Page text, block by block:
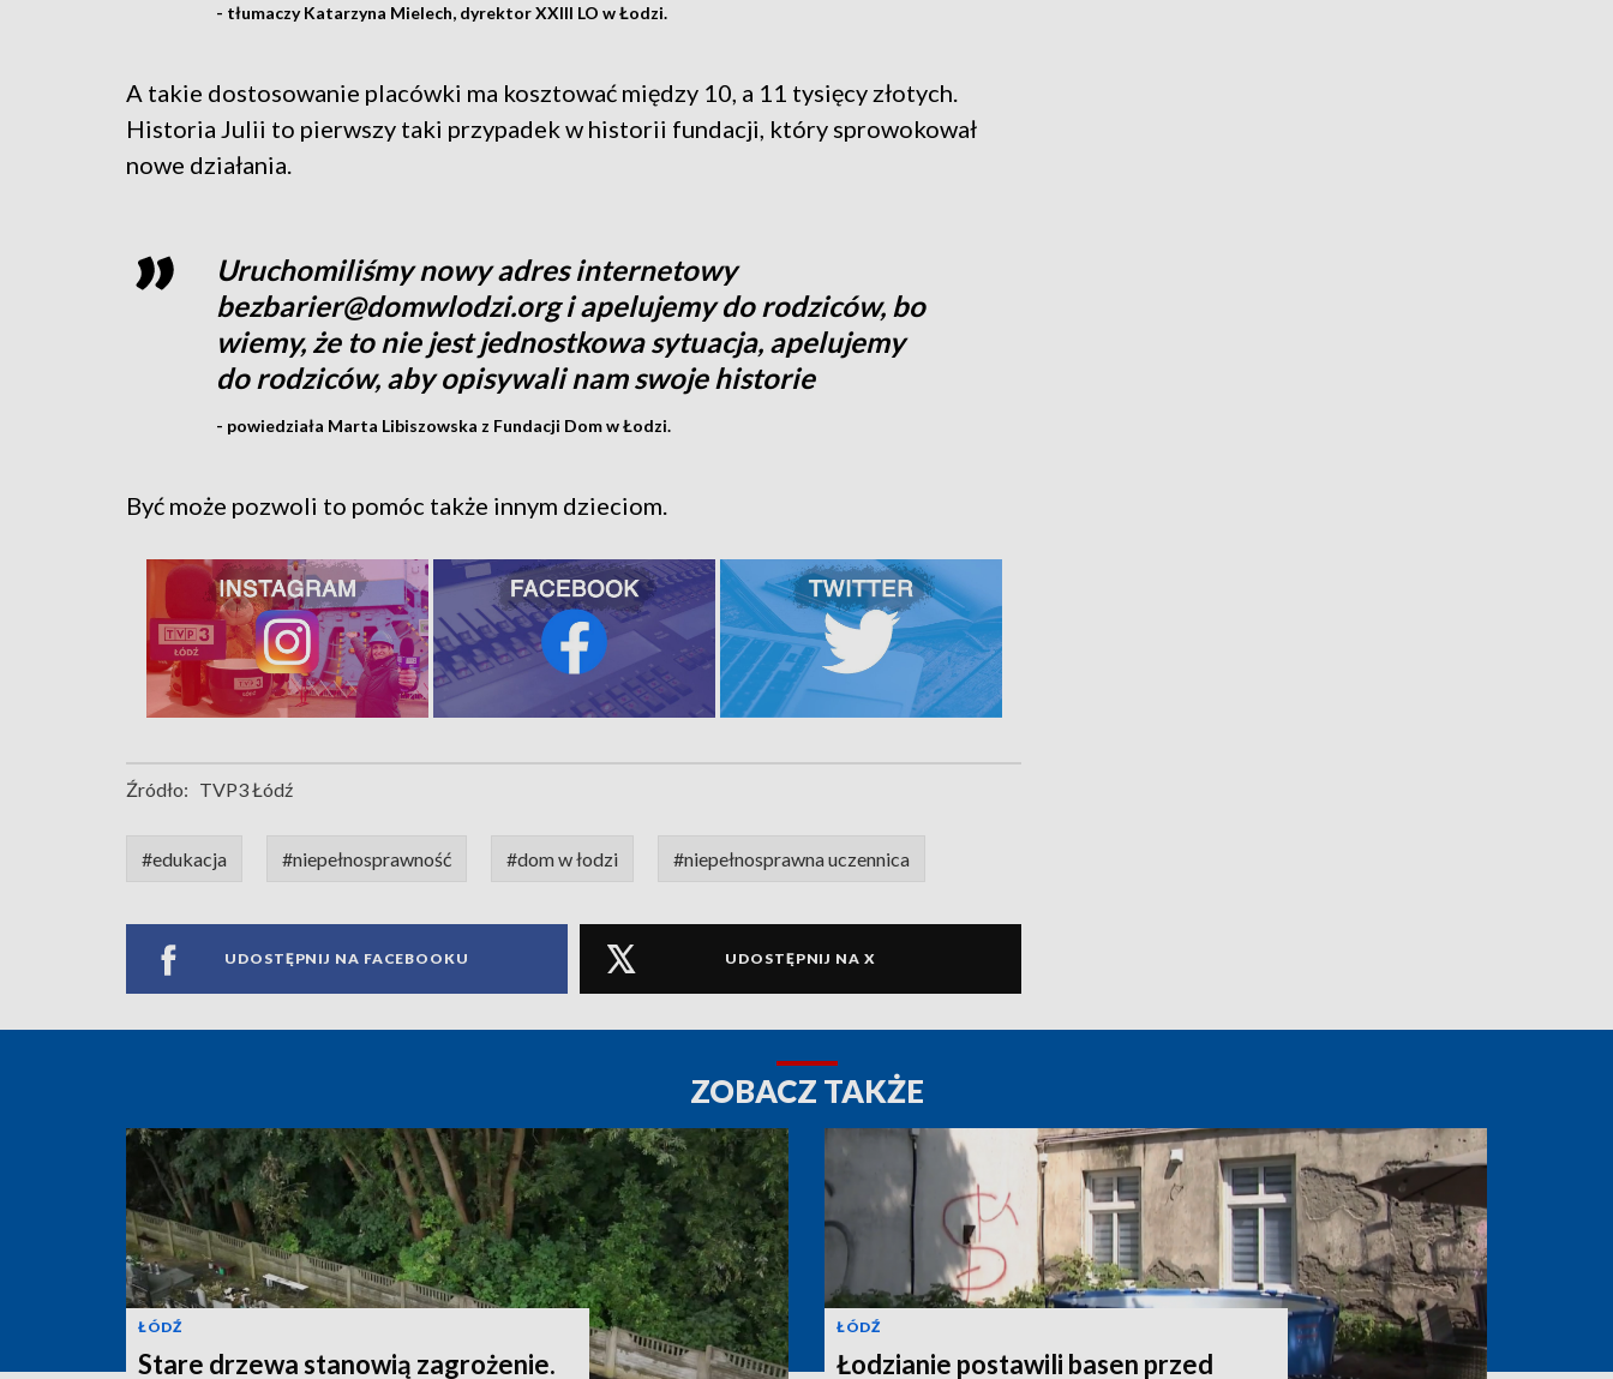
- tłumaczy Katarzyna Mielech, dyrektor XXIII LO w Łodzi.
A takie dostosowanie placówki ma kosztować między 10, a 11 tysięcy złotych.
Historia Julii to pierwszy taki przypadek w historii fundacji, który sprowokował
nowe działania.
Uruchomiliśmy nowy adres internetowy
bezbarier@domwlodzi.org i apelujemy do rodziców, bo
wiemy, że to nie jest jednostkowa sytuacja, apelujemy
do rodziców, aby opisywali nam swoje historie
- powiedziała Marta Libiszowska z Fundacji Dom w Łodzi.
Być może pozwoli to pomóc także innym dzieciom.
Źródło: TVP3 Łódź
#edukacja #niepełnosprawność #dom w łodzi #niepełnosprawna uczennica
UDOSTĘPNIJ NA FACEBOOKU UDOSTĘPNIJ NA X
ZOBACZ TAKŻE
ŁÓDŹ
Stare drzewa stanowią zagrożenie.
ŁÓDŹ
Łodzianie postawili basen przed